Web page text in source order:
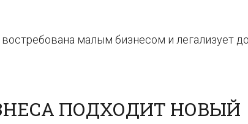
малым бизнесом и легализует
ПОДХОДИТ НОВЫЙ